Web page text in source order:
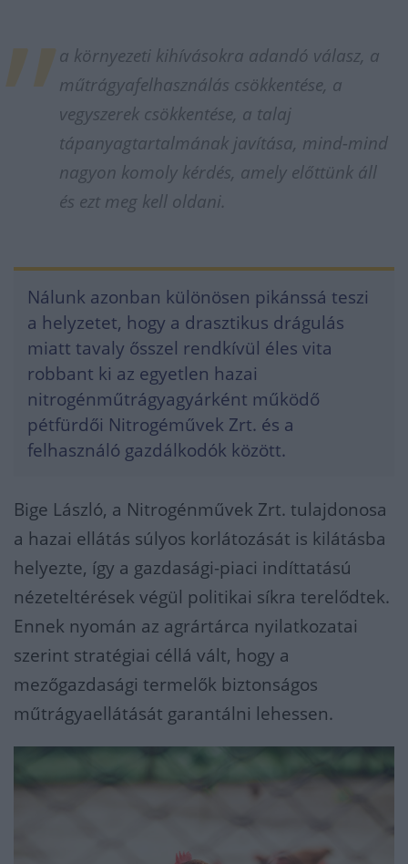
a környezeti kihívásokra adandó válasz, a
műtrágyafelhasználás csökkentése, a
vegyszerek csökkentése, a talaj
tápanyagtartalmának javítása, mind-mind
nagyon komoly kérdés, amely előttünk áll
és ezt meg kell oldani.
Nálunk azonban különösen pikánssá teszi
a helyzetet, hogy a drasztikus drágulás
miatt tavaly ősszel rendkívül éles vita
robbant ki az egyetlen hazai
nitrogénműtrágyagyárként működő
pétfürdői Nitrogéművek Zrt. és a
felhasználó gazdálkodók között.
Bige László, a Nitrogénművek Zrt. tulajdonosa
a hazai ellátás súlyos korlátozását is kilátásba
helyezte, így a gazdasági-piaci indíttatású
nézeteltérések végül politikai síkra terelődtek.
Ennek nyomán az agrártárca nyilatkozatai
szerint stratégiai céllá vált, hogy a
mezőgazdasági termelők biztonságos
műtrágyaellátását garantálni lehessen.